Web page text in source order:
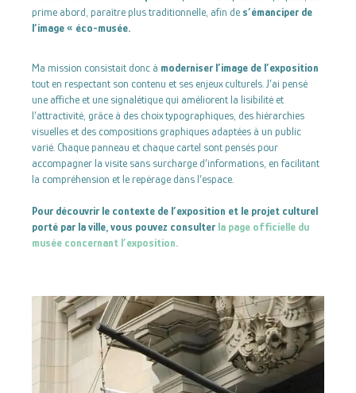
prime abord, paraître plus traditionnelle, afin de s’émanciper de
l’image « éco-musée.
Ma mission consistait donc à moderniser l’image de l’exposition
tout en respectant son contenu et ses enjeux culturels. J’ai pensé
une affiche et une signalétique qui améliorent la lisibilité et
l’attractivité, grâce à des choix typographiques, des hiérarchies
visuelles et des compositions graphiques adaptées à un public
varié. Chaque panneau et chaque cartel sont pensés pour
accompagner la visite sans surcharge d’informations, en facilitant
la compréhension et le repérage dans l’espace.
Pour découvrir le contexte de l’exposition et le projet culturel
porté par la ville, vous pouvez consulter la page officielle du
musée concernant l’exposition.